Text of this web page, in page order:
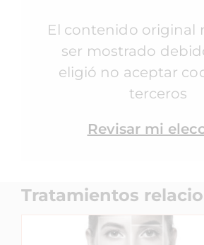
El contenido original
ser mostrado
eligió no aceptar
terceros
Revisar mi
Tratamientos